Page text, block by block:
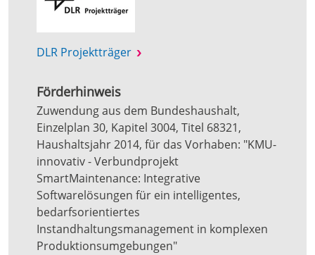
DLR Projektträger
Förderhinweis
Zuwendung aus dem Bundeshaushalt,
Einzelplan 30, Kapitel 3004, Titel 68321,
Haushaltsjahr 2014, für das Vorhaben: "KMU-
innovativ - Verbundprojekt
SmartMaintenance: Integrative
Softwarelösungen für ein intelligentes,
bedarfsorientiertes
Instandhaltungsmanagement in komplexen
Produktionsumgebungen"